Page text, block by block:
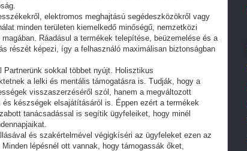
elektromos meghajtású segédeszközökről vagy
minden területen kiemelkedő minőségű, nemzetközi
Ráadásul a termékek telepítése, beüzemelése és a
részét képezi, így a felhasználó maximálisan biztonságban
Partnerünk sokkal többet nyújt. Holisztikus
a lelki és mentális támogatásra is. Tudják, hogy a
visszaszerzéséről szól, hanem a megváltozott
készségek elsajátításáról is. Éppen ezért a termékek
tanácsadással is segítik ügyfeleiket, hogy minél
és szakértelmével végigkíséri az ügyfeleket ezen az
lépésnél ott vannak, hogy támogassák őket,